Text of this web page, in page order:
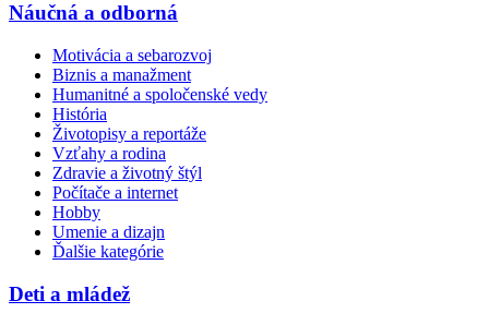
Náučná a odborná
Motivácia a sebarozvoj
Biznis a manažment
Humanitné a spoločenské vedy
História
Životopisy a reportáže
Vzťahy a rodina
Zdravie a životný štýl
Počítače a internet
Hobby
Umenie a dizajn
Ďalšie kategórie
Deti a mládež